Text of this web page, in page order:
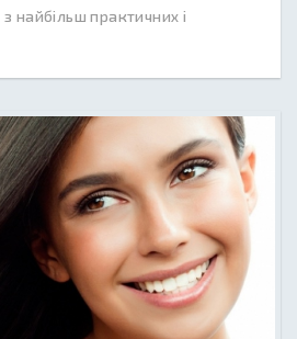
найбільш практичних і